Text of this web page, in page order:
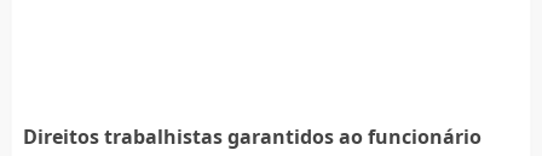
Direitos trabalhistas garantidos ao funcionário